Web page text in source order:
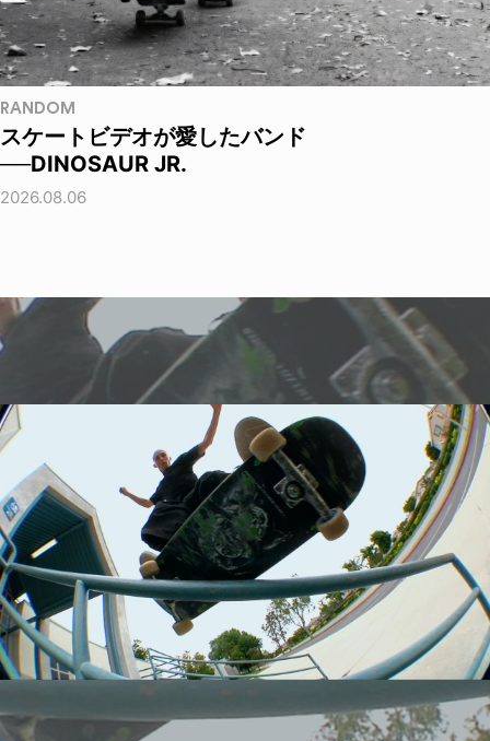
RANDOM
スケートビデオが愛したバンド
──DINOSAUR JR.
2026.08.06